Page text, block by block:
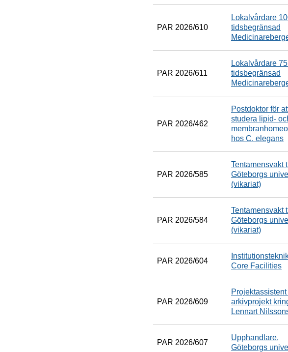
PAR 2026/610
Lokalvårdare
tidsbegränsad
PAR 2026/611
Lokalvårdare
tidsbegränsad
PAR 2026/462
Postdoktor för
studera lipid-
hos C. elegans
PAR 2026/585
Tentamensvakt
Göteborgs
(vikariat)
PAR 2026/584
Tentamensvakt
Göteborgs
(vikariat)
PAR 2026/604
Core Facilities
PAR 2026/609
Projektassistent
arkivprojekt
Lennart
PAR 2026/607
Upphandlare,
Göteborgs